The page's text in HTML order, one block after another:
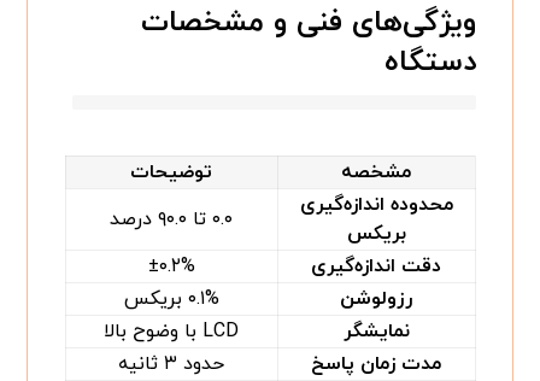
ویژگی‌های فنی و مشخصات
دستگاه
مشخصه
توضیحات
محدوده اندازه‌گیری
بریکس
۰.۰ تا ۹۰.۰ درصد
دقت اندازه‌گیری
±۰.۲%
رزولوشن
۰.۱% بریکس
نمایشگر
LCD با وضوح بالا
مدت زمان پاسخ
حدود ۳ ثانیه